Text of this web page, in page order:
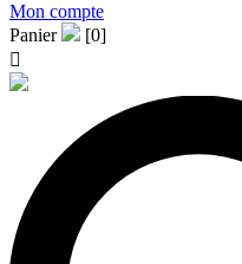
Mon compte
Panier
[0]
